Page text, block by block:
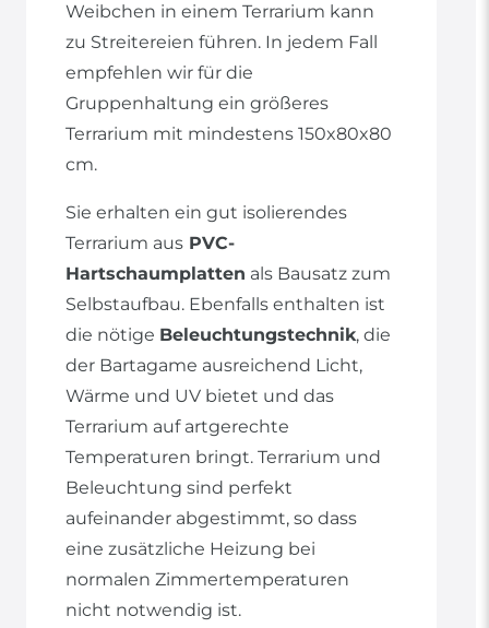
Weibchen in einem Terrarium kann
zu Streitereien führen. In jedem Fall
empfehlen wir für die
Gruppenhaltung ein größeres
Terrarium mit mindestens 150x80x80
cm.
Sie erhalten ein gut isolierendes
Terrarium aus PVC-
Hartschaumplatten als Bausatz zum
Selbstaufbau. Ebenfalls enthalten ist
die nötige Beleuchtungstechnik, die
der Bartagame ausreichend Licht,
Wärme und UV bietet und das
Terrarium auf artgerechte
Temperaturen bringt. Terrarium und
Beleuchtung sind perfekt
aufeinander abgestimmt, so dass
eine zusätzliche Heizung bei
normalen Zimmertemperaturen
nicht notwendig ist.